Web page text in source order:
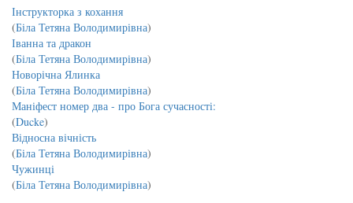
Інструкторка з кохання
(Біла Тетяна Володимирівна)
Іванна та дракон
(Біла Тетяна Володимирівна)
Новорічна Ялинка
(Біла Тетяна Володимирівна)
Маніфест номер два - про Бога сучасності:
(Ducke)
Відносна вічність
(Біла Тетяна Володимирівна)
Чужинці
(Біла Тетяна Володимирівна)